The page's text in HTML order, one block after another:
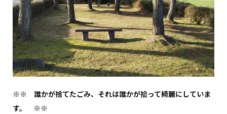
※※ 誰かが捨てたごみ、それは誰かが拾って綺麗にしていま
す。 ※※